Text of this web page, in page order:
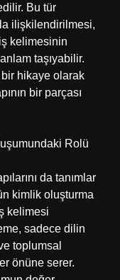
Bu tür
ilişkilendirilmesi,
kelimesinin
taşıyabilir.
hikaye olarak
bir parçası
Rolü
da tanımlar
kimlik oluşturma
kelimesi
sadece dilin
toplumsal
önüne serer.